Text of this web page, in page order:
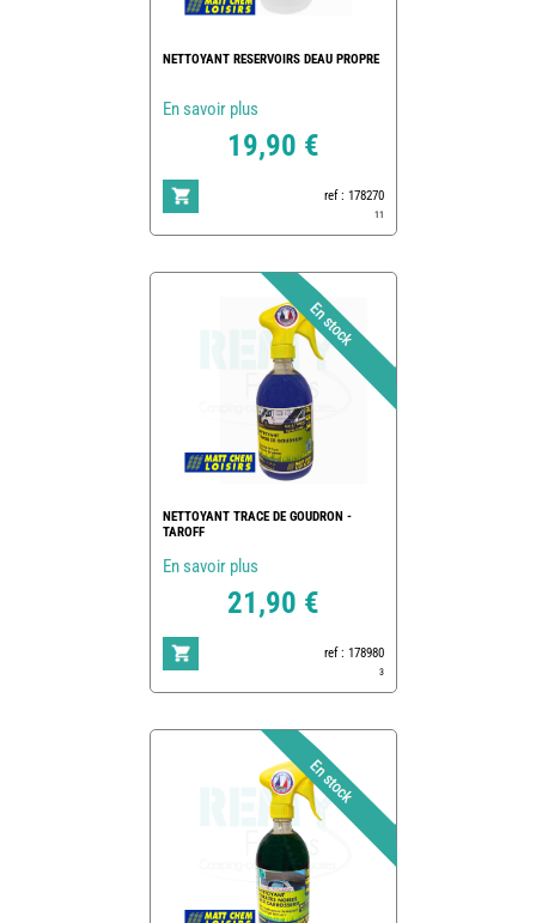
NETTOYANT RESERVOIRS DEAU PROPRE
En savoir plus
19,90 €
ref : 178270
11
NETTOYANT TRACE DE GOUDRON -
TAROFF
En savoir plus
21,90 €
ref : 178980
3